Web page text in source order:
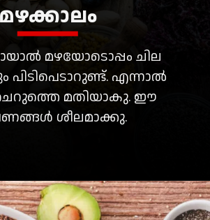
മഴയോടൊപ്പം ചില
എന്നാൽ
മതിയാകു. ഈ
മഴക്കാലം